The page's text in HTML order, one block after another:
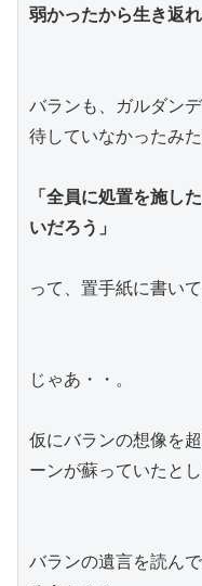
弱かったから生き返れ
バランも、ガルダン
待していなかったみた
「全員に処置を施し
いだろう」
って、置手紙に書い
じゃあ・・。
仮にバランの想像を
ーンが蘇っていたとし
バランの遺言を読ん